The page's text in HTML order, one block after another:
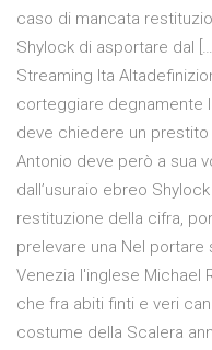
caso di mancata
Shylock di asportare dal
Streaming Ita
corteggiare degnamente
deve chiedere un prestito
Antonio deve però a sua
dall’usuraio ebreo
restituzione della cifra,
prelevare una Nel
Venezia l'inglese Michael
che fra abiti finti e veri
costume della Scalera